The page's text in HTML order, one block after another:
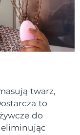
twarz,
to
do
eliminując
czas dostawy
czas dostawy
czas dostawy
8/11/26